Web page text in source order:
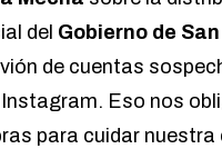
del Gobierno de
de cuentas
Eso nos
para cuidar nuestra